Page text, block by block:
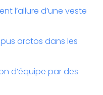
l’allure d’une veste
arctos dans les
d’équipe par des